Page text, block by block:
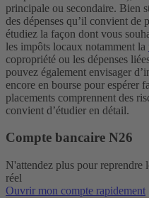
principale ou secondaire. Bien
des dépenses qu’il convient de
étudiez la façon dont vous
les impôts locaux notamment la
copropriété ou les dépenses
pouvez également envisager
encore en bourse pour espérer
placements comprennent des
convient d’étudier en détail.
Compte bancaire N26
N'attendez plus pour reprendre
réel
Ouvrir mon compte rapidement